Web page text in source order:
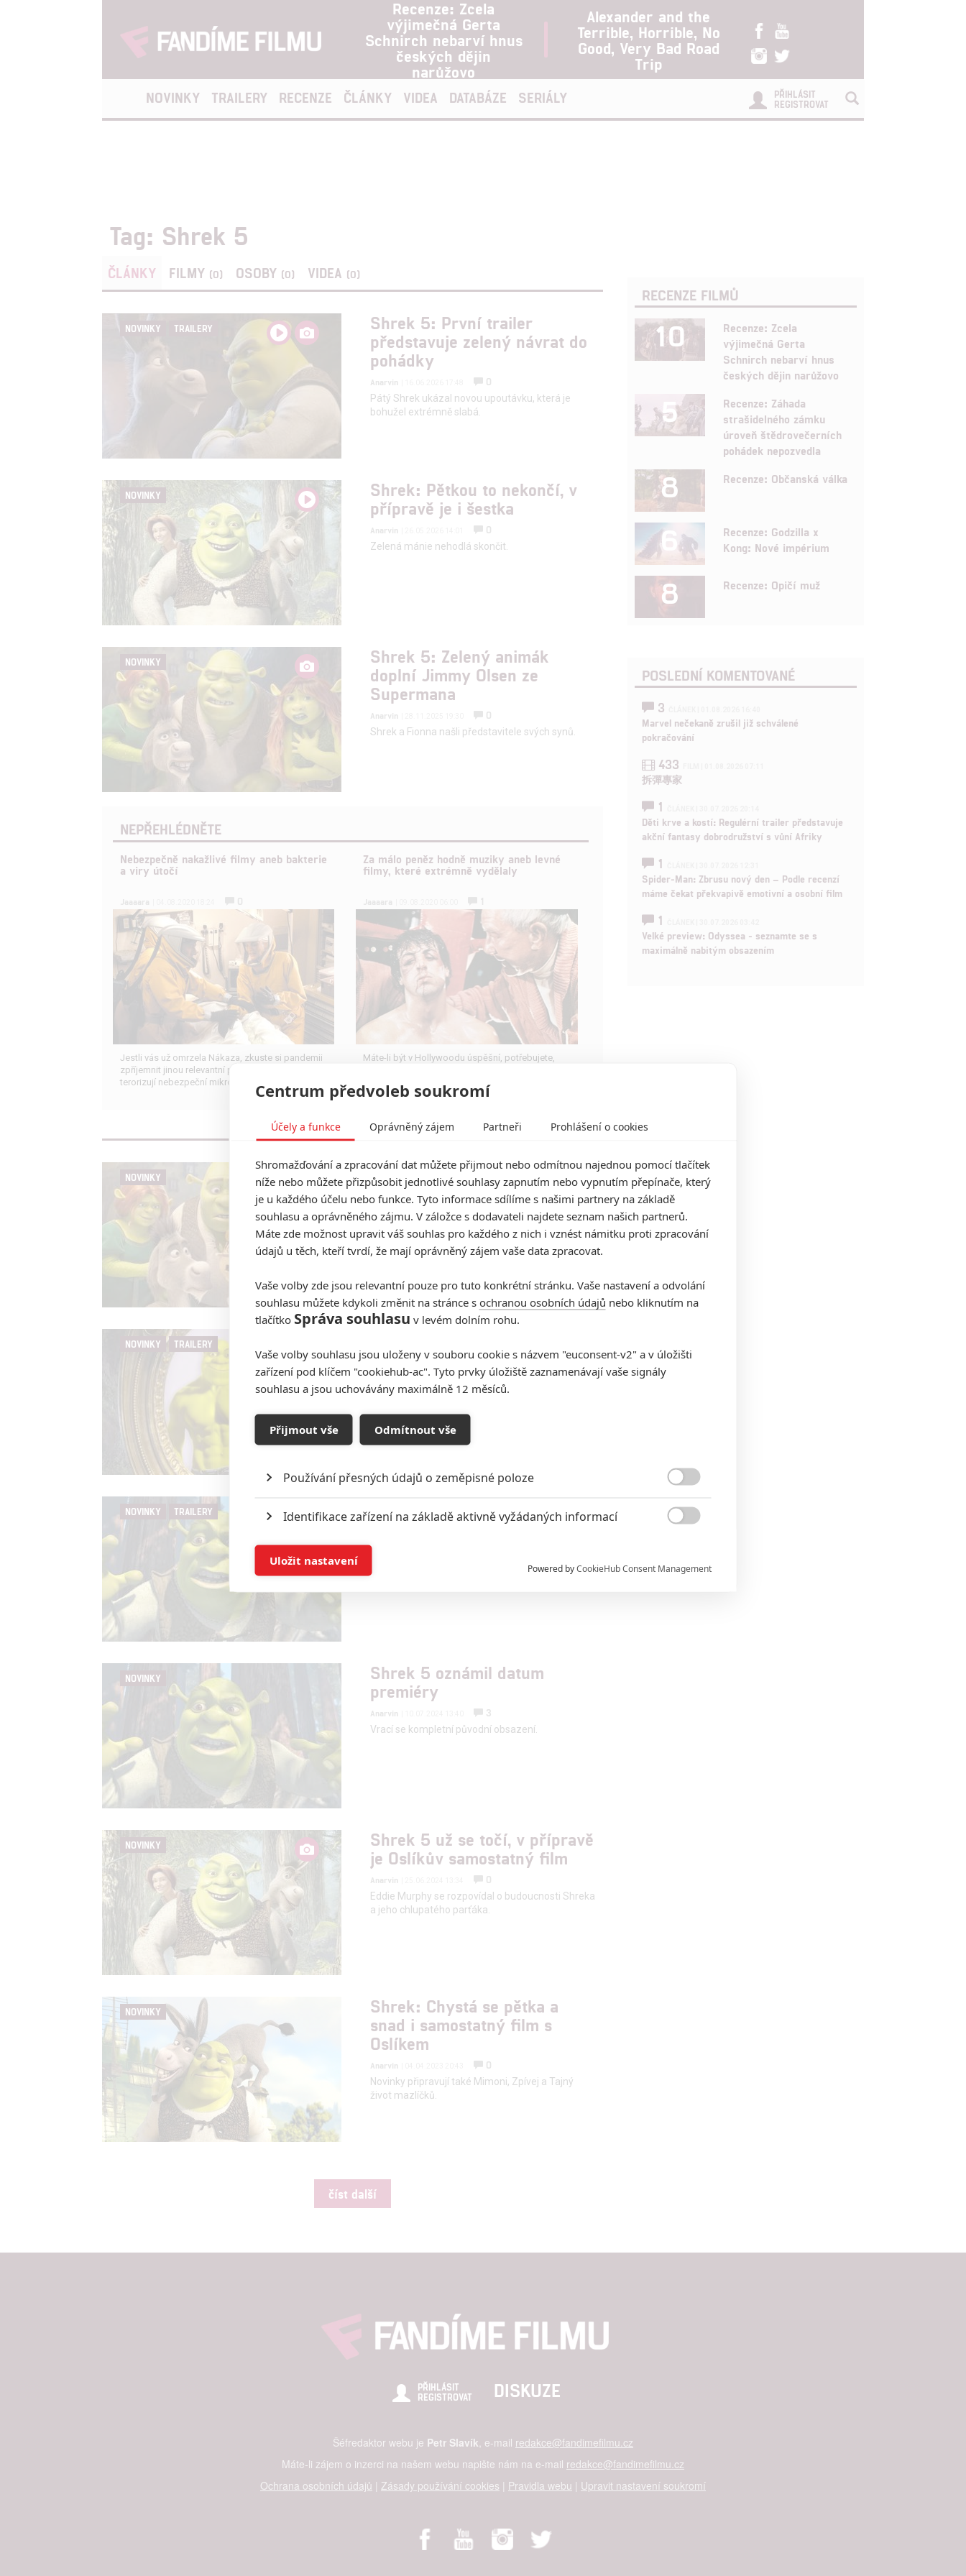
Recenze: Zcela
výjimečná Gerta
Schnirch nebarví hnus
českých dějin
narůžovo
Alexander and the
Terrible, Horrible, No
Good, Very Bad Road
Trip
NOVINKY TRAILERY RECENZE ČLÁNKY VIDEA DATABÁZE SERIÁLY
PŘIHLÁSIT
REGISTROVAT
Tag: Shrek 5
ČLÁNKY FILMY (0) OSOBY (0) VIDEA (0)
NOVINKY TRAILERY
Shrek 5: První trailer
představuje zelený návrat do
pohádky
Anarvin
0
Pátý Shrek ukázal novou upoutávku, která je
bohužel extrémně slabá.
NOVINKY
Shrek: Pětkou to nekončí, v
přípravě je i šestka
Anarvin
0
Zelená mánie nehodlá skončit.
NOVINKY
Shrek 5: Zelený animák
doplní Jimmy Olsen ze
Supermana
Anarvin
0
Shrek a Fionna našli představitele svých synů.
NEPŘEHLÉDNĚTE
Nebezpečně nakažlivé filmy aneb bakterie
a viry útočí
Jestli vás už omrzela Nákaza, zkuste si pandemii
zpříjemnit jinou relevantní peckou, v níž lidstvo
terorizují nebezpeční mikroskopičtí prevíti.
Za málo peněz hodně muziky aneb levné
filmy, které extrémně vydělaly
Máte-li být v Hollywoodu úspěšní, potřebujete,
snímkům se to povedlo na jedničku.
NOVINKY Shrek 5 se už zase odkládá
Anarvin | 12.08.2025 09:00
Pokračování animáku s zeleným zlobrem
oznámilo nový termín premiéry.
NOVINKY TRAILERY
teaseru svou novou podobu
Anarvin | 28.02.2025 18:47
0
Obsazení doplnila hvězdná Zendaya. Nové
reakce.
NOVINKY TRAILERY
naopak dorazí dřív
Anarvin
Animační studio Illumination si na příští roky
připravilo kalendář plný hitů.
NOVINKY
Shrek 5 oznámil datum
premiéry
Anarvin
3
Vrací se kompletní původní obsazení.
NOVINKY
Shrek 5 už se točí, v přípravě
je Oslíkův samostatný film
Anarvin
0
Eddie Murphy se rozpovídal o budoucnosti Shreka
a jeho chlupatého parťáka.
NOVINKY
Shrek: Chystá se pětka a
snad i samostatný film s
Oslíkem
Anarvin
0
Novinky připravují také Mimoni, Zpívej a Tajný
život mazlíčků.
číst další
RECENZE FILMŮ
10
Recenze: Zcela
výjimečná Gerta
Schnirch nebarví hnus
českých dějin narůžovo
5
Recenze: Záhada
strašidelného zámku
úroveň štědrovečerních
pohádek nepozvedla
8 Recenze: Občanská válka
6
Recenze: Godzilla x
Kong: Nové impérium
8 Recenze: Opičí muž
POSLEDNÍ KOMENTOVANÉ
3
Marvel nečekaně zrušil již schválené
pokračování
433
拆彈專家
1
Děti krve a kostí: Regulérní trailer představuje
akční fantasy dobrodružství s vůní Afriky
1
Spider-Man: Zbrusu nový den – Podle recenzí
máme čekat překvapivě emotivní a osobní film
1
Velké preview: Odyssea - seznamte se s
maximálně nabitým obsazením
PŘIHLÁSIT
REGISTROVAT
DISKUZE
Šéfredaktor webu je Petr Slavík, e-mail redakce@fandimefilmu.cz
Máte-li zájem o inzerci na našem webu napište nám na e-mail redakce@fandimefilmu.cz
Ochrana osobních údajů | Zásady používání cookies | Pravidla webu | Upravit nastavení soukromí
Centrum předvoleb soukromí
Účely a funkce Oprávněný zájem Partneři Prohlášení o cookies
Shromažďování a zpracování dat můžete přijmout nebo odmítnou najednou pomocí tlačítek
níže nebo můžete přizpůsobit jednotlivé souhlasy zapnutím nebo vypnutím přepínače, který
je u každého účelu nebo funkce. Tyto informace sdílíme s našimi partnery na základě
souhlasu a oprávněného zájmu. V záložce s dodavateli najdete seznam našich partnerů.
Máte zde možnost upravit váš souhlas pro každého z nich i vznést námitku proti zpracování
údajů u těch, kteří tvrdí, že mají oprávněný zájem vaše data zpracovat.
Vaše volby zde jsou relevantní pouze pro tuto konkrétní stránku. Vaše nastavení a odvolání
souhlasu můžete kdykoli změnit na stránce s ochranou osobních údajů nebo kliknutím na
tlačítko Správa souhlasu v levém dolním rohu.
Vaše volby souhlasu jsou uloženy v souboru cookie s názvem "euconsent-v2" a v úložišti
zařízení pod klíčem "cookiehub-ac". Tyto prvky úložiště zaznamenávají vaše signály
souhlasu a jsou uchovávány maximálně 12 měsíců.
Přijmout vše Odmítnout vše
Používání přesných údajů o zeměpisné poloze
Identifikace zařízení na základě aktivně vyžádaných informací
Ukládání a/nebo přístup k informacím v zařízení

Reklama založená na omezených údajích a měření reklamy
Personalizovaný obsah, měření obsahu, průzkum publika a vývoj
Udělením souhlasu s účely a funkcemi zde uvedenými dáváte nám i našim partnerům
možnost: Zajištění bezpečnosti, předcházení a zjišťování podvodů a odstraňování chyb,
Poskytování a zobrazování reklamy a obsahu
Powered byCookieHub Consent Management
Uložit nastavení